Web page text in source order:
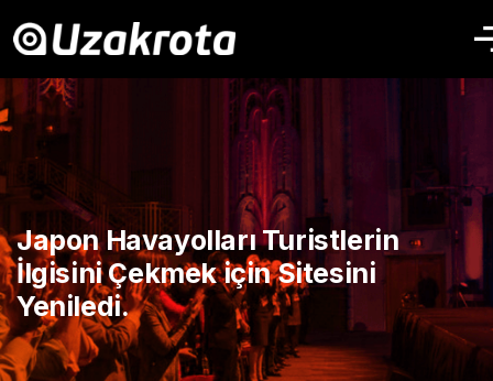
Japon Havayolları Turistlerin
İlgisini Çekmek için Sitesini
Yeniledi.